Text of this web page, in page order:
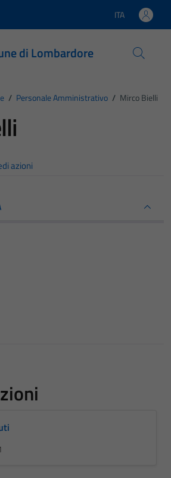
Lingua attiva:
ITA
di Lombardore
/ Personale Amministrativo / Mirco Bielli
azioni